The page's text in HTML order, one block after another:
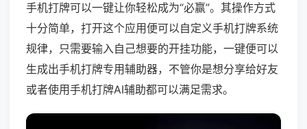
手机打牌可以一键让你轻松成为“必赢”。其操作方式
十分简单，打开这个应用便可以自定义手机打牌系统
规律，只需要输入自己想要的开挂功能，一键便可以
生成出手机打牌专用辅助器，不管你是想分享给好友
或者使用手机打牌AI辅助都可以满足需求。